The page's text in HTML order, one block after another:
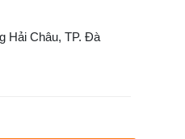
Hải Châu, TP. Đà